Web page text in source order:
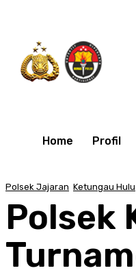
Home Profil
Polsek Jajaran Ketungau Hulu
Polsek